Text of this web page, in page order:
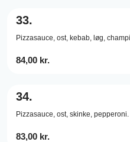
33.
Pizzasauce, ost, kebab, løg,
84,00 kr.
34.
Pizzasauce, ost, skinke, pepperoni.
83,00 kr.